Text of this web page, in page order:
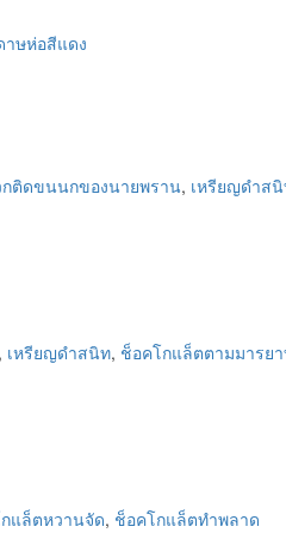
าษห่อสีแดง
ติดขนนกของนายพราน, เหรียญดำส
, เหรียญดำสนิท, ช็อคโกแล็ตตามมารย
แล็ตหวานจัด, ช็อคโกแล็ตทำพลาด